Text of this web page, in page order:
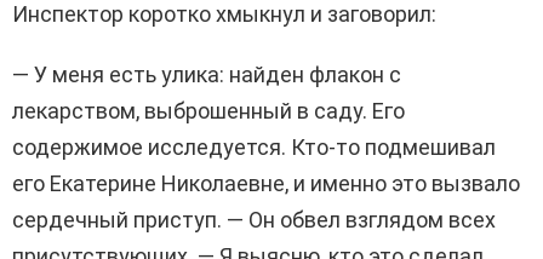
Инспектор коротко хмыкнул и заговорил:
— У меня есть улика: найден флакон с
лекарством, выброшенный в саду. Его
содержимое исследуется. Кто-то подмешивал
его Екатерине Николаевне, и именно это вызвало
сердечный приступ. — Он обвел взглядом всех